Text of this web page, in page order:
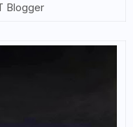
Blogger